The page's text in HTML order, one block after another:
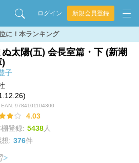
ログイン 新規会員登録
に！本ランキング
太陽(五) 会長室篇・下 (新潮
)
子
EAN: 9784101104300
4.03
登録: 5438人
想: 376件